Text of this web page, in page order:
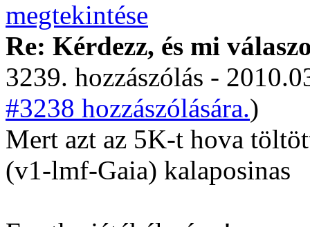
Re: Kérdezz, és mi
3239. hozzászólás -
#3238 hozzászólására.)
Mert azt az 5K-t hova
(v1-lmf-Gaia) kalaposinas